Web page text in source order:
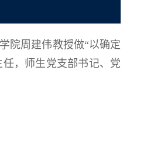
院周建伟教授做“以确定
，师生党支部书记、党